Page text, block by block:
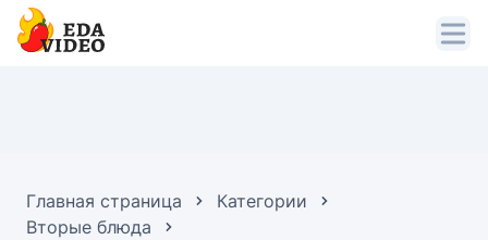
Главная страница
Категории
Вторые блюда